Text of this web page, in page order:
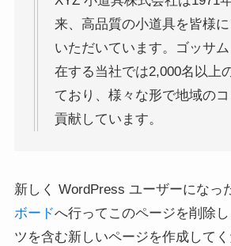
来、高品質の小道具を皆様
いただいています。ゴッサ
在する当社では2,000名以上
ており、様々な形で地域の
貢献しています。
新しく WordPress ユーザーになっ
ボードへ行ってこのページを削除
ツを含む新しいページを作成して